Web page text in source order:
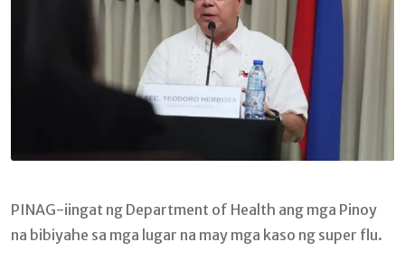
PINAG-iingat ng Department of Health ang mga Pinoy
na bibiyahe sa mga lugar na may mga kaso ng super flu.